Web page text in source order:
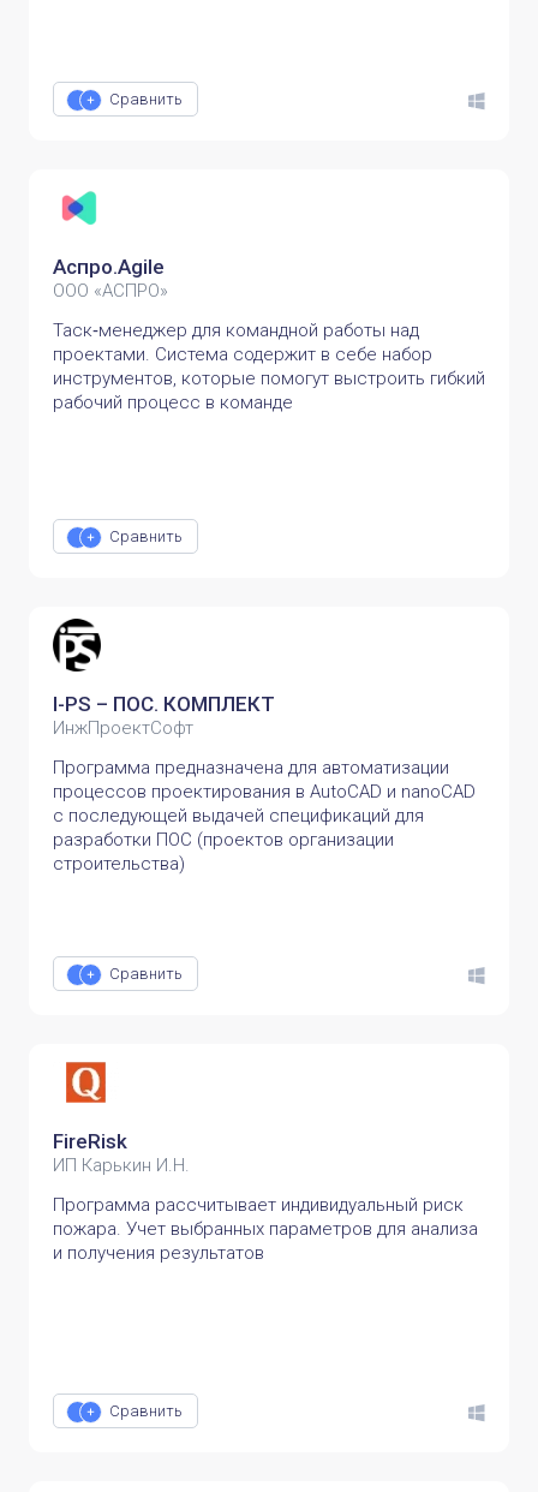
Сравнить
Аспро.Agile
ООО «АСПРО»
Таск‑менеджер для командной работы над
проектами. Система содержит в себе набор
инструментов, которые помогут выстроить гибкий
рабочий процесс в команде
Сравнить
I-PS – ПОС. КОМПЛЕКТ
ИнжПроектСофт
Программа предназначена для автоматизации
процессов проектирования в AutoCAD и nanoCAD
с последующей выдачей спецификаций для
разработки ПОС (проектов организации
строительства)
Сравнить
FireRisk
ИП Карькин И.Н.
Программа рассчитывает индивидуальный риск
пожара. Учет выбранных параметров для анализа
и получения результатов
Сравнить